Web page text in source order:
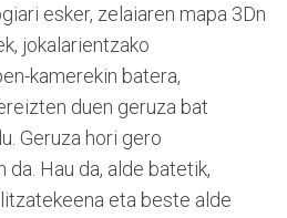
esker, zelaiaren mapa 3Dn
jokalarientzako
kamerekin batera,
duen geruza bat
Geruza hori gero
Hau da, alde batetik,
eta beste alde